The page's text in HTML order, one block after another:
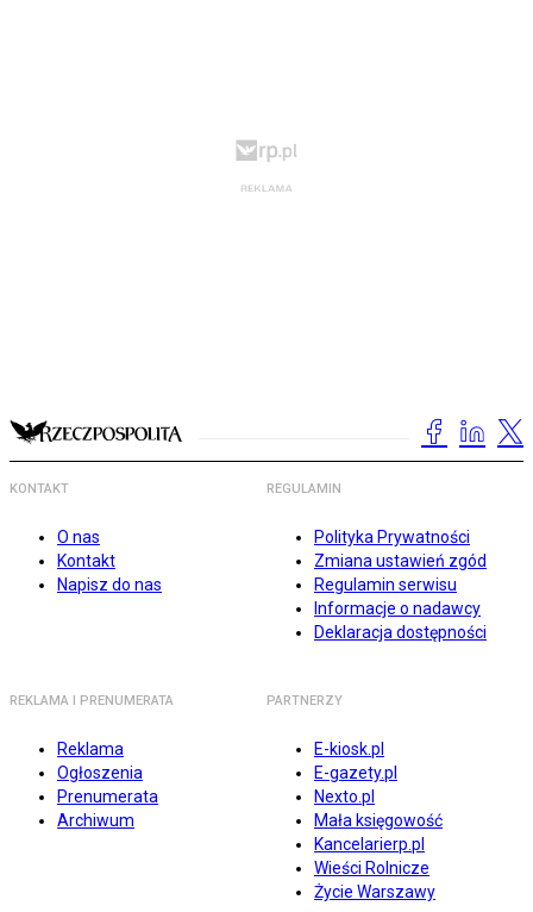
KONTAKT
O nas
Kontakt
Napisz do nas
REGULAMIN
Polityka Prywatności
Zmiana ustawień zgód
Regulamin serwisu
Informacje o nadawcy
Deklaracja dostępności
REKLAMA I PRENUMERATA
Reklama
Ogłoszenia
Prenumerata
Archiwum
PARTNERZY
E-kiosk.pl
E-gazety.pl
Nexto.pl
Mała księgowość
Kancelarierp.pl
Wieści Rolnicze
Życie Warszawy